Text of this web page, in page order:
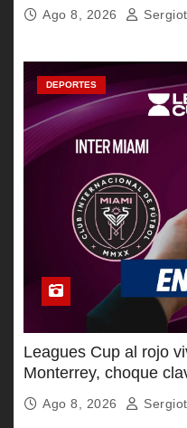
Ago 8, 2026
DEPORTES
Leagues Cup al rojo
Monterrey, choque
Ago 8, 2026